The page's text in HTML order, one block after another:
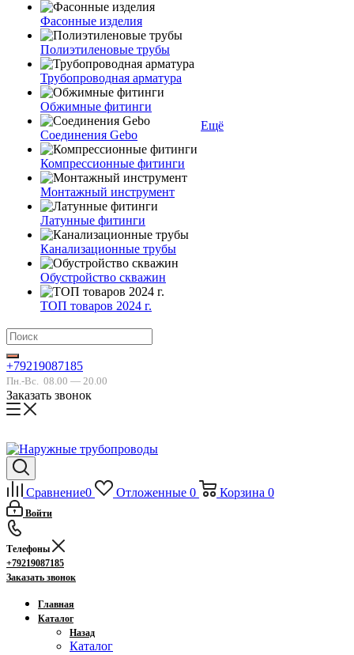
Фасонные изделия
Полиэтиленовые трубы
Трубопроводная арматура
Обжимные фитинги
Соединения Gebo
Компрессионные фитинги
Монтажный инструмент
Латунные фитинги
Канализационные трубы
Обустройство скважин
ТОП товаров 2024 г.
Ещё
+79219087185
Пн.-Вс. 08.00 — 20.00
Заказать звонок
Сравнение0 Отложенные 0 Корзина 0
Войти
Телефоны
+79219087185
Заказать звонок
Главная
Каталог
Назад
Каталог